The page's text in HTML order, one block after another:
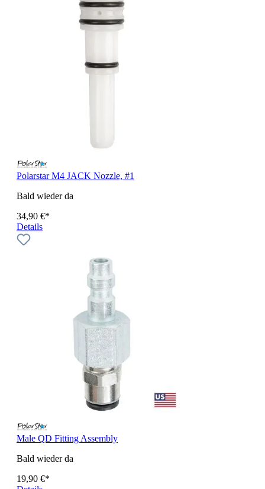
Polarstar M4 JACK Nozzle, #1
Bald wieder da
34,90 €*
Details
Male QD Fitting Assembly
Bald wieder da
19,90 €*